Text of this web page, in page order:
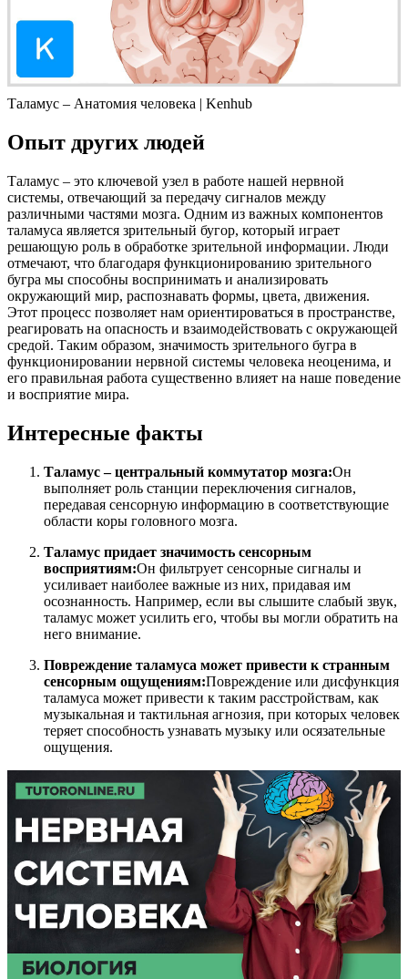
Таламус – Анатомия человека | Kenhub
Опыт других людей
Таламус – это ключевой узел в работе нашей нервной
системы, отвечающий за передачу сигналов между
различными частями мозга. Одним из важных компонентов
таламуса является зрительный бугор, который играет
решающую роль в обработке зрительной информации. Люди
отмечают, что благодаря функционированию зрительного
бугра мы способны воспринимать и анализировать
окружающий мир, распознавать формы, цвета, движения.
Этот процесс позволяет нам ориентироваться в пространстве,
реагировать на опасность и взаимодействовать с окружающей
средой. Таким образом, значимость зрительного бугра в
функционировании нервной системы человека неоценима, и
его правильная работа существенно влияет на наше поведение
и восприятие мира.
Интересные факты
Таламус – центральный коммутатор мозга:Он
выполняет роль станции переключения сигналов,
передавая сенсорную информацию в соответствующие
области коры головного мозга.
Таламус придает значимость сенсорным
восприятиям:Он фильтрует сенсорные сигналы и
усиливает наиболее важные из них, придавая им
осознанность. Например, если вы слышите слабый звук,
таламус может усилить его, чтобы вы могли обратить на
него внимание.
Повреждение таламуса может привести к странным
сенсорным ощущениям:Повреждение или дисфункция
таламуса может привести к таким расстройствам, как
музыкальная и тактильная агнозия, при которых человек
теряет способность узнавать музыку или осязательные
ощущения.